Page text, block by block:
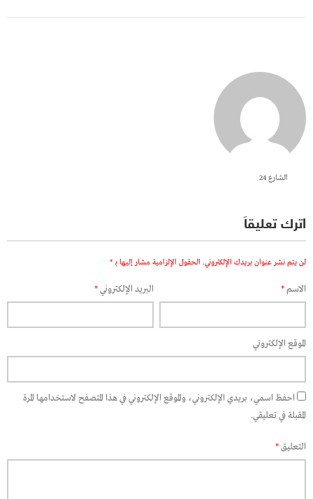
الشارع 24
اترك تعليقاً
لن يتم نشر عنوان بريدك الإلكتروني. الحقول الإلزامية مشار إليها بـ *
الاسم* البريد الإلكتروني*
الموقع الإلكتروني
احفظ اسمي، بريدي الإلكتروني، والموقع الإلكتروني في هذا المتصفح لاستخدامها المرة
المقبلة في تعليقي.
التعليق*